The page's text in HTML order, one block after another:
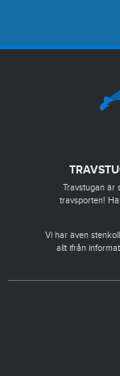
Travstugan är
travsporten!
Vi har även
allt ifrån